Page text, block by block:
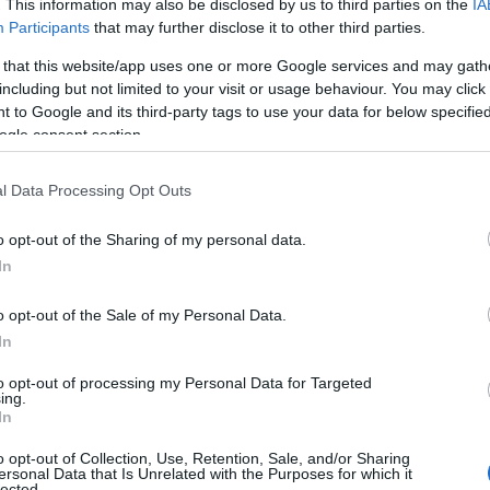
This information may also be disclosed by us to third parties on the
Participants that may further disclose it to other third parties.
that this website/app uses one or more Google services and may
but not limited to your visit or usage behaviour. You may
to Google and its third-party tags to use your data for below
consent section.
Data Processing Opt Outs
opt-out of the Sharing of my personal data.
opt-out of the Sale of my Personal Data.
opt-out of processing my Personal Data for Targeted
opt-out of Collection, Use, Retention, Sale, and/or Sharing
Data that Is Unrelated with the Purposes for which it
κάτι τέτοιο δεν έχει
ξαναδεί κάτι τέτοιο. Οι βάρκες
η θάλασσα έχει μπει μέσα στην
βγάλουν όλα αυτά τα νερά. Τα
όλα» ανέφερε.